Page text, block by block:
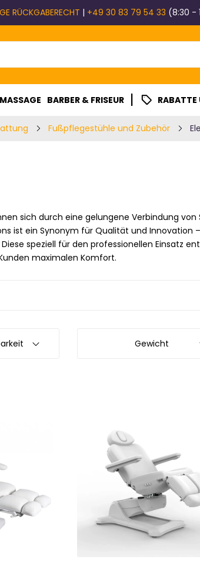
RÜCKGABERECHT | +49 30 83 79 54 33 (8:30 -
BARBER & FRISEUR | RABATTE
Fußpflegestühle und Zubehör
sich durch eine gelungene Verbindung von
ist ein Synonym für Qualität und Innovation
speziell für den professionellen Einsatz
maximalen Komfort.
Gewicht